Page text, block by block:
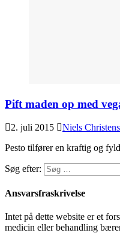
Pift maden op med
2. juli 2015 Niels
Pesto tilfører en kraftig og
Søg efter:
Ansvarsfraskrivelse
Intet på dette website er et
medicin eller behandling